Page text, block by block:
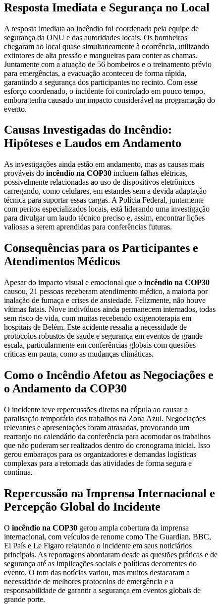
Resposta Imediata e Segurança no Local
A resposta imediata ao incêndio foi coordenada pela equipe de
segurança da ONU e das autoridades locais. Os bombeiros
chegaram ao local quase simultaneamente à ocorrência, utilizando
extintores de alta pressão e mangueiras para conter as chamas.
Juntamente com a atuação de 56 bombeiros e o treinamento prévio
para emergências, a evacuação aconteceu de forma rápida,
garantindo a segurança dos participantes no recinto. Com esse
esforço coordenado, o incidente foi controlado em pouco tempo,
embora tenha causado um impacto considerável na programação do
evento.
Causas Investigadas do Incêndio:
Hipóteses e Laudos em Andamento
As investigações ainda estão em andamento, mas as causas mais
prováveis do incêndio na COP30 incluem falhas elétricas,
possivelmente relacionadas ao uso de dispositivos eletrônicos
carregando, como celulares, em estandes sem a devida adaptação
técnica para suportar essas cargas. A Polícia Federal, juntamente
com peritos especializados locais, está liderando uma investigação
para divulgar um laudo técnico preciso e, assim, encontrar lições
valiosas a serem aprendidas para conferências futuras.
Consequências para os Participantes e
Atendimentos Médicos
Apesar do impacto visual e emocional que o incêndio na COP30
causou, 21 pessoas receberam atendimento médico, a maioria por
inalação de fumaça e crises de ansiedade. Felizmente, não houve
vítimas fatais. Nove indivíduos ainda permanecem internados, todas
sem risco de vida, com muitas recebendo oxigenoterapia em
hospitais de Belém. Este acidente ressalta a necessidade de
protocolos robustos de saúde e segurança em eventos de grande
escala, particularmente em conferências globais com questões
críticas em pauta, como as mudanças climáticas.
Como o Incêndio Afetou as Negociações e
o Andamento da COP30
O incidente teve repercussões diretas na cúpula ao causar a
paralisação temporária dos trabalhos na Zona Azul. Negociações
relevantes e apresentações foram atrasadas, provocando um
rearranjo no calendário da conferência para acomodar os trabalhos
que não puderam ser realizados dentro do cronograma inicial. Isso
gerou embaraços para os organizadores e demandas logísticas
complexas para a retomada das atividades de forma segura e
contínua.
Repercussão na Imprensa Internacional e
Percepção Global do Incidente
O incêndio na COP30 gerou ampla cobertura da imprensa
internacional, com veículos de renome como The Guardian, BBC,
El País e Le Figaro relatando o incidente em seus noticiários
principais. As reportagens abordaram desde as questões práticas e de
segurança até as implicações sociais e políticas decorrentes do
evento. O tom das notícias variou, mas muitos destacaram a
necessidade de melhores protocolos de emergência e a
responsabilidade de garantir a segurança em eventos globais de
grande porte.